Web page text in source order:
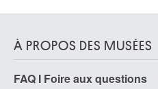
À PROPOS DES MUSÉES
FAQ I Foire aux questions